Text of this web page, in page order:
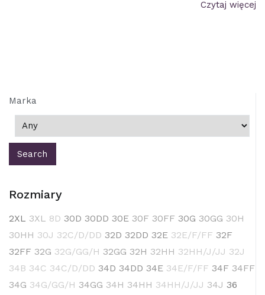
Czytaj więcej
Marka
Rozmiary
2XL 3XL 8D 30D 30DD 30E 30F 30FF 30G 30GG 30H
30HH 30J 32C/D/DD 32D 32DD 32E 32E/F/FF 32F
32FF 32G 32G/GG/H 32GG 32H 32HH 32HH/J/JJ 32J
34B 34C 34C/D/DD 34D 34DD 34E 34E/F/FF 34F 34FF
34G 34G/GG/H 34GG 34H 34HH 34HH/J/JJ 34J 36